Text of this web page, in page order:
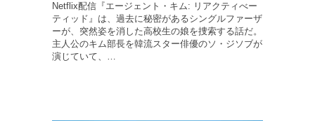
Netflix配信『エージェント・キム: リアクティべー
ティッド』は、過去に秘密があるシングルファーザ
ーが、突然姿を消した高校生の娘を捜索する話だ。
主人公のキム部長を韓流スター俳優のソ・ジソブが
演じていて、…